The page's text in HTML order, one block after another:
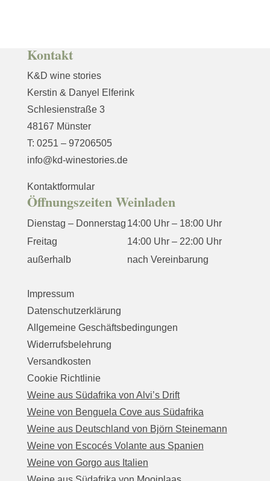
Kontakt
K&D wine stories
Kerstin & Danyel Elferink
Schlesienstraße 3
48167 Münster
T: 0251 – 97206505
info@kd-winestories.de
Kontaktformular
Öffnungszeiten Weinladen
Dienstag – Donnerstag 14:00 Uhr – 18:00 Uhr
Freitag
14:00 Uhr – 22:00 Uhr
außerhalb
nach Vereinbarung
Impressum
Datenschutzerklärung
Allgemeine Geschäftsbedingungen
Widerrufsbelehrung
Versandkosten
Cookie Richtlinie
Weine aus Südafrika von Alvi’s Drift
Weine von Benguela Cove aus Südafrika
Weine aus Deutschland von Björn Steinemann
Weine von Escocés Volante aus Spanien
Weine von Gorgo aus Italien